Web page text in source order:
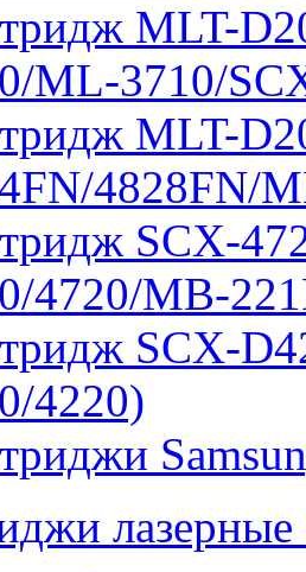
MLT-
ML-3710/
MLT-
4828FN/
SCX-
4720/MB-
SCX-
4220)